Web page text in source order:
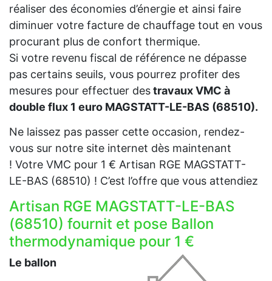
réaliser des économies d’énergie et ainsi faire
diminuer votre facture de chauffage tout en vous
procurant plus de confort thermique.
Si votre revenu fiscal de référence ne dépasse
pas certains seuils, vous pourrez profiter des
mesures pour effectuer destravaux VMC à
double flux 1 euro MAGSTATT-LE-BAS (68510).
Ne laissez pas passer cette occasion, rendez-
vous sur notre site internet dès maintenant
! Votre VMC pour 1 € Artisan RGE MAGSTATT-
LE-BAS (68510) ! C’est l’offre que vous attendiez
Artisan RGE MAGSTATT-LE-BAS
(68510) fournit et pose Ballon
thermodynamique pour 1 €
Le ballon